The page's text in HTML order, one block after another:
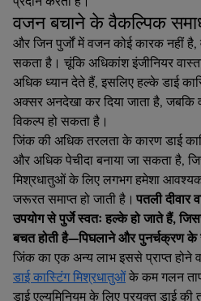
वजन बचाने के वैकल्पिक
और जिन पुर्जों में वजन कोई कारक नहीं
सकता है। चूंकि अधिकांश इंजीनियर
अधिक ध्यान देते हैं, इसलिए हल्के डाई
अक्सर अनदेखा कर दिया जाता है, जबकि
विकल्प हो सकता है।
जिंक की अधिक तरलता के कारण डाई
और अधिक पेचीदा बनाया जा सकता है,
मिश्रधातुओं के लिए लगभग हमेशा आवश्यक
जरूरत समाप्त हो जाती है। पतली दीवार
उपयोग से पुर्जे स्वतः हल्के हो जाते हैं,
बचत होती है—पिघलाने और पुनर्चक्रण
जिंक का एक अन्य लाभ इससे प्राप्त होने
डाई कास्टिंग मिश्रधातुओंके कम गलन
डाई एल्युमिनियम के लिए प्रयुक्त डाई